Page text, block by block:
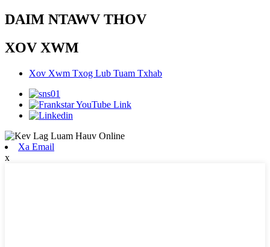
DAIM NTAWV THOV
XOV XWM
Xov Xwm Txog Lub Tuam Txhab
Xa Email
x